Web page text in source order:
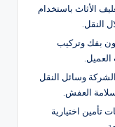
الأثاث باستخدام
النقل.
بفك وتركيب
وسائل النقل
العفش.
اختيارية